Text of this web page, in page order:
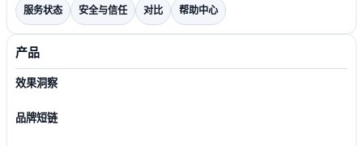
服务状态 安全与信任 对比 帮助中心
产品
效果洞察
品牌短链